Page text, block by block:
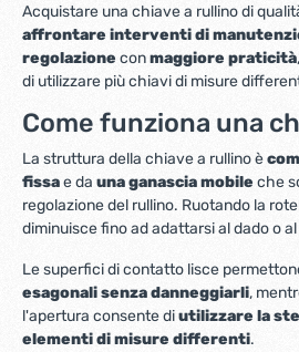
Acquistare una chiave a rullino di
affrontare interventi di
regolazione conmaggiore praticità
di utilizzare più chiavi di misure
Come funziona una
La struttura della chiave a rullino è
fissae da una ganascia mobile che
regolazione del rullino. Ruotando la
diminuisce fino ad adattarsi al dado o
Le superfici di contatto lisce
esagonali senza danneggiarli,
l'apertura consente diutilizzare la
elementi di misure differenti.